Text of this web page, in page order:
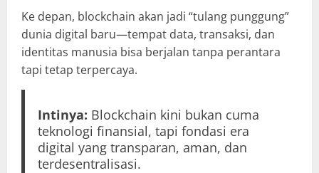
Ke depan, blockchain akan jadi “tulang punggung”
dunia digital baru—tempat data, transaksi, dan
identitas manusia bisa berjalan tanpa perantara
tapi tetap terpercaya.
Intinya: Blockchain kini bukan cuma
teknologi finansial, tapi fondasi era
digital yang transparan, aman, dan
terdesentralisasi.